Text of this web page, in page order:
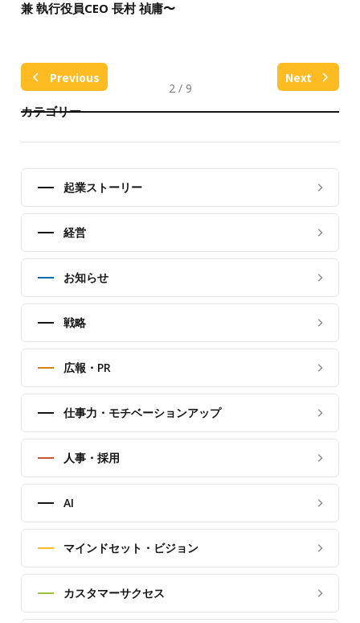
兼 執行役員CEO 長村 禎庸〜
Previous
2 / 9
Next
カテゴリー
起業ストーリー
経営
お知らせ
戦略
広報・PR
仕事力・モチベーションアップ
人事・採用
AI
マインドセット・ビジョン
カスタマーサクセス